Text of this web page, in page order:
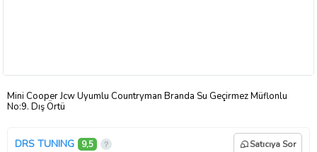
Mini Cooper Jcw Uyumlu Countryman Branda Su Geçirmez Müflonlu
No:9. Dış Örtü
DRS TUNING 9,5 Satıcıya Sor